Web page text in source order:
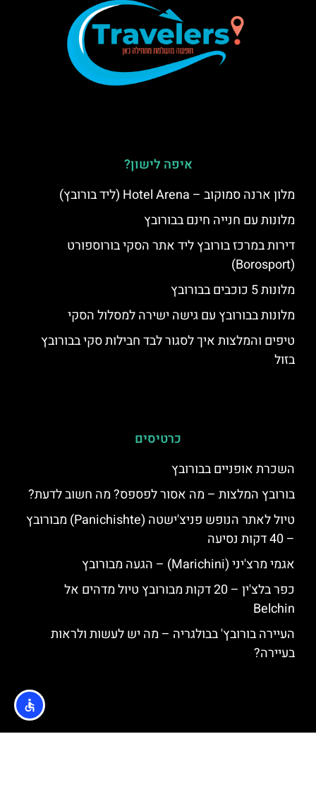
איפה לישון?
מלון ארנה סמוקוב – Hotel Arena (ליד בורובץ)
מלונות עם חנייה חינם בבורובץ
דירות במרכז בורובץ ליד אתר הסקי בורוספורט
(Borosport)
מלונות 5 כוכבים בבורובץ
מלונות בבורובץ עם גישה ישירה למסלול הסקי
טיפים והמלצות איך לסגור לבד חבילות סקי בבורובץ
בזול
כרטיסים
השכרת אופניים בבורובץ
בורובץ המלצות – מה אסור לפספס? מה חשוב לדעת?
טיול לאתר הנופש פניצ'ישטה (Panichishte) מבורובץ
– 40 דקות נסיעה
אגמי מרצ'יני (Marichini) – הגעה מבורובץ
כפר בלצ'ין – 20 דקות מבורובץ טיול מדהים אל
Belchin
העיירה בורובץ' בבולגריה – מה יש לעשות ולראות
בעיירה?